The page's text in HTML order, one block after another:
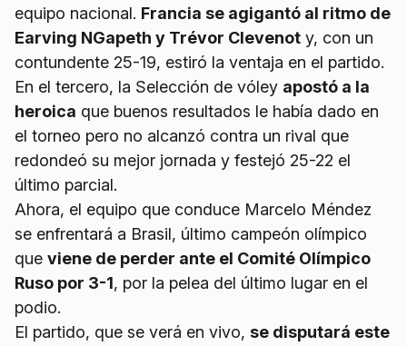
equipo nacional. Francia se agigantó al ritmo de
Earving NGapeth y Trévor Clevenot y, con un
contundente 25-19, estiró la ventaja en el partido.
En el tercero, la Selección de vóley apostó a la
heroica que buenos resultados le había dado en
el torneo pero no alcanzó contra un rival que
redondeó su mejor jornada y festejó 25-22 el
último parcial.
Ahora, el equipo que conduce Marcelo Méndez
se enfrentará a Brasil, último campeón olímpico
que viene de perder ante el Comité Olímpico
Ruso por 3-1, por la pelea del último lugar en el
podio.
El partido, que se verá en vivo, se disputará este